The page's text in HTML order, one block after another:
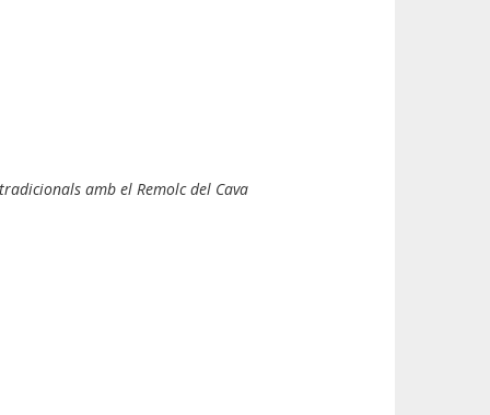
amb el Remolc del Cava